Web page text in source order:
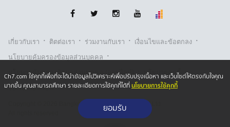
เข้าไปดำเนินการใด ๆ หลังจากโอนหุ้นแล้ว จึงไม่ได้แสดง
และหลังศาลรัฐธรรมนูญมีคำวินิจฉัย นายศักดิ์สยาม ได้
ป.ป.ช. พิจารณาเห็นว่ารายการทรัพย์สินที่แสดงถูกต้อง ผล
การตรวจสอบไม่ปรากฏว่าผิดปกติ จึงยังฟังไม่ได้ว่าจงใจยื่น
บัญชีทรัพย์สินอันเป็นเท็จ
เกี่ยวกับเรา · ติตต่อเรา · ร่วมงานกับเรา · เงื่อนไขและข้อตกลง ·
นโยบายคุ้มครองข้อมูลส่วนบุคคล ·
นโยบายคุ้มครองข้อมูลส่วนบุคคล (ออนไลน์) · นโยบายคุกกี้ ·
รับเรื่องร้องเรียน
Copyright © 2026 Bangkok Broadcasting & T.V. Co.,Ltd.
Ch7.com ใช้คุกกี้เพื่อที่จะได้นำข้อมูลไปวิเคราะห์เพื่อปรับปรุงเนื้อหา และเว็บไซต์ให้ตรงกับใจคุณ
มากขึ้น คุณสามารถศึกษา รายละเอียดการใช้คุกกี้ได้ที่นโยบายการใช้คุกกี้
ยอมรับ